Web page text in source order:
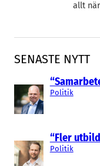
SENASTE NYTT
Politik
“Fler
Politik
allt